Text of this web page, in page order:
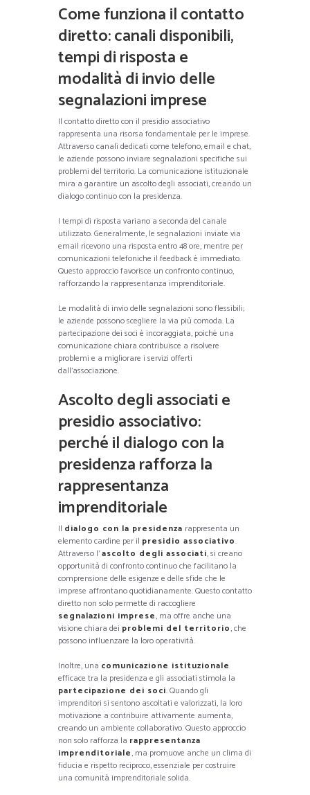
Come funziona il contatto
diretto: canali disponibili,
tempi di risposta e
modalità di invio delle
segnalazioni imprese
Il contatto diretto con il presidio associativo
rappresenta una risorsa fondamentale per le imprese.
Attraverso canali dedicati come telefono, email e chat,
le aziende possono inviare segnalazioni specifiche sui
problemi del territorio. La comunicazione istituzionale
mira a garantire un ascolto degli associati, creando un
dialogo continuo con la presidenza.
I tempi di risposta variano a seconda del canale
utilizzato. Generalmente, le segnalazioni inviate via
email ricevono una risposta entro 48 ore, mentre per
comunicazioni telefoniche il feedback è immediato.
Questo approccio favorisce un confronto continuo,
rafforzando la rappresentanza imprenditoriale.
Le modalità di invio delle segnalazioni sono flessibili;
le aziende possono scegliere la via più comoda. La
partecipazione dei soci è incoraggiata, poiché una
comunicazione chiara contribuisce a risolvere
problemi e a migliorare i servizi offerti
dall’associazione.
Ascolto degli associati e
presidio associativo:
perché il dialogo con la
presidenza rafforza la
rappresentanza
imprenditoriale
Il dialogo con la presidenza rappresenta un
elemento cardine per il presidio associativo.
Attraverso l’ascolto degli associati, si creano
opportunità di confronto continuo che facilitano la
comprensione delle esigenze e delle sfide che le
imprese affrontano quotidianamente. Questo contatto
diretto non solo permette di raccogliere
segnalazioni imprese, ma offre anche una
visione chiara dei problemi del territorio, che
possono influenzare la loro operatività.
Inoltre, una comunicazione istituzionale
efficace tra la presidenza e gli associati stimola la
partecipazione dei soci. Quando gli
imprenditori si sentono ascoltati e valorizzati, la loro
motivazione a contribuire attivamente aumenta,
creando un ambiente collaborativo. Questo approccio
non solo rafforza la rappresentanza
imprenditoriale, ma promuove anche un clima di
fiducia e rispetto reciproco, essenziale per costruire
una comunità imprenditoriale solida.